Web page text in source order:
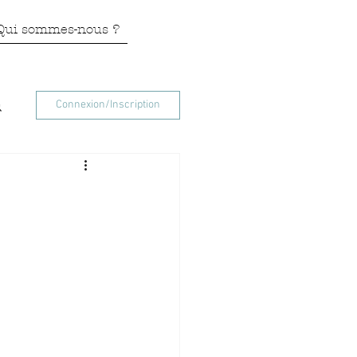
sommes-nous ?
Connexion/Inscription